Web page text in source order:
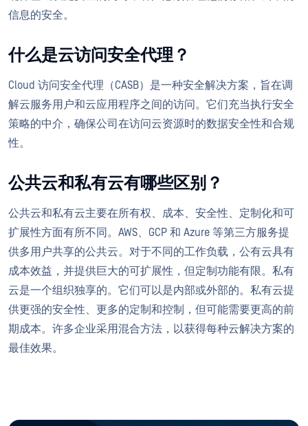
信息的安全。
什么是云访问安全代理？
Cloud 访问安全代理（CASB）是一种安全解决方案，旨在调
解云服务用户和云应用程序之间的访问。它们充当执行安全
策略的中介，确保公司在访问云资源时的数据安全性和合规
性。
公共云和私有云有哪些区别？
公共云和私有云主要在所有权、成本、安全性、定制化和可
扩展性方面有所不同。AWS、GCP 和 Azure 等第三方服务提
供多用户共享的公共云。对于不同的工作负载，公有云具有
成本效益，并提供巨大的可扩展性，但定制功能有限。私有
云是一个组织独享的。它们可以是内部或外部的。私有云提
供更强的安全性、更多的定制和控制，但可能需要更高的前
期成本。许多企业采用混合方法，以获得每种云解决方案的
最佳效果。